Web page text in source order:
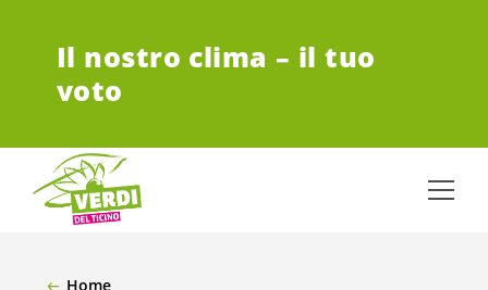
Il nostro clima – il tuo
voto
Home